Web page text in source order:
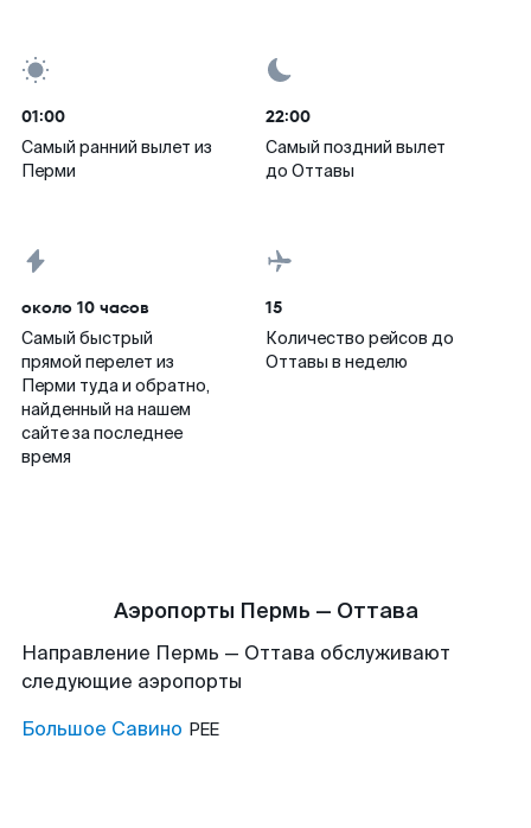
01:00
Самый ранний вылет из
Перми
22:00
Самый поздний вылет
до Оттавы
около 10 часов
Самый быстрый
прямой перелет из
Перми туда и обратно,
найденный на нашем
сайте за последнее
время
15
Количество рейсов до
Оттавы в неделю
Аэропорты Пермь — Оттава
Направление Пермь — Оттава обслуживают
следующие аэропорты
Большое Савино PEE